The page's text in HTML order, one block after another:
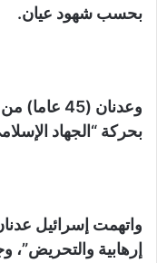
بحسب شهود عيان.
وعدنان (45
بحركة “الجهاد
واتهمت إسرائيل
إرهابية